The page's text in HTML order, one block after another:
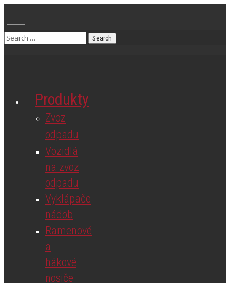
Produkty
Zvoz
odpadu
Vozidlá
na zvoz
odpadu
Vyklápače
nádob
Ramenové
a
hákové
nosiče